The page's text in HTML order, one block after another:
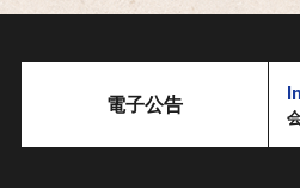
電子公告